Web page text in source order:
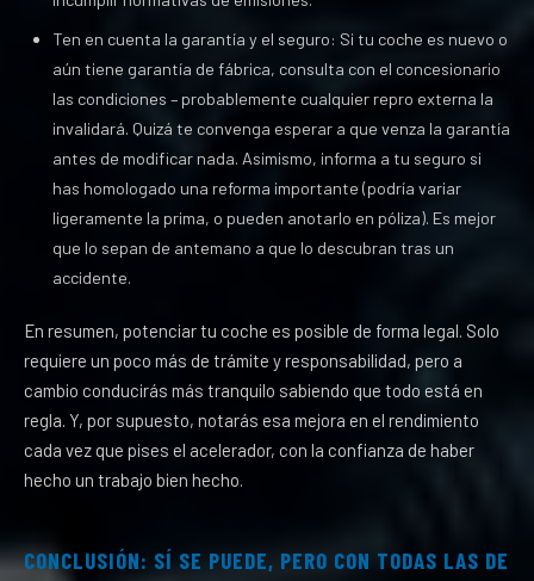
Ten en cuenta la garantía y el seguro: Si tu coche es nuevo o
aún tiene garantía de fábrica, consulta con el concesionario
las condiciones – probablemente cualquier repro externa la
invalidará. Quizá te convenga esperar a que venza la garantía
antes de modificar nada. Asimismo, informa a tu seguro si
has homologado una reforma importante (podría variar
ligeramente la prima, o pueden anotarlo en póliza). Es mejor
que lo sepan de antemano a que lo descubran tras un
accidente.
En resumen, potenciar tu coche es posible de forma legal. Solo
requiere un poco más de trámite y responsabilidad, pero a
cambio conducirás más tranquilo sabiendo que todo está en
regla. Y, por supuesto, notarás esa mejora en el rendimiento
cada vez que pises el acelerador, con la confianza de haber
hecho un trabajo bien hecho.
CONCLUSIÓN: SÍ SE PUEDE, PERO CON TODAS LAS DE